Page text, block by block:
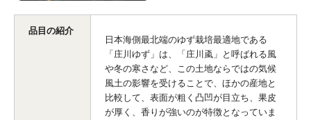
品目の紹介
日本海側最北端のゆず栽培最適地である
「庄川ゆず」は、「庄川颪」と呼ばれる風
や冬の寒さなど、この土地ならではの気候
風土の影響を受けることで、ほかの産地と
比較して、表面が粗く凸凹が目立ち、果皮
が厚く、香りが強いのが特徴となっていま